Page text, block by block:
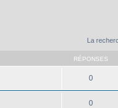
La
RÉPONSES
0
0